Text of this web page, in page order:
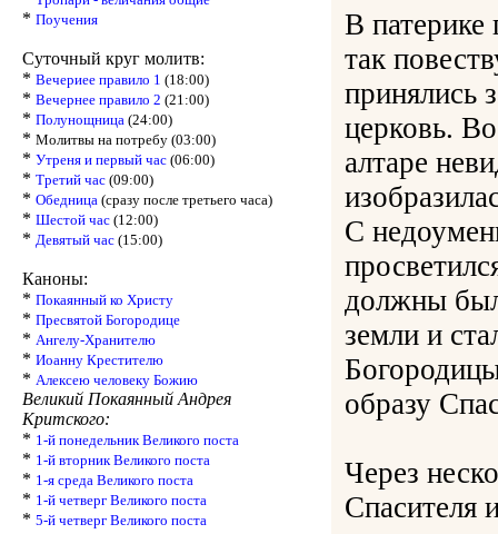
* Поучения
Суточный круг молитв:
* Вечериее правило 1 (18:00)
* Вечернее правило 2 (21:00)
* Полунощница (24:00)
* Молитвы на потребу (03:00)
* Утреня и первый час (06:00)
* Третий час (09:00)
* Обедница (сразу после третьего часа)
* Шестой час (12:00)
* Девятый час (15:00)
Каноны:
* Покаянный ко Христу
* Пресвятой Богородице
* Ангелу-Хранителю
* Иоанну Крестителю
* Алексею человеку Божию
Великий Покаянный Андрея
Критского:
* 1-й понедельник Великого поста
* 1-й вторник Великого поста
* 1-я среда Великого поста
* 1-й четверг Великого поста
* 5-й четверг Великого поста
В патерике
так
принялись
церковь.
алтаре
С
должны
земли и
образу
Через
Спасителя